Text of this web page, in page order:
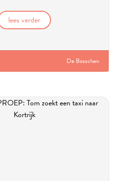
lees verder
De Bosschen